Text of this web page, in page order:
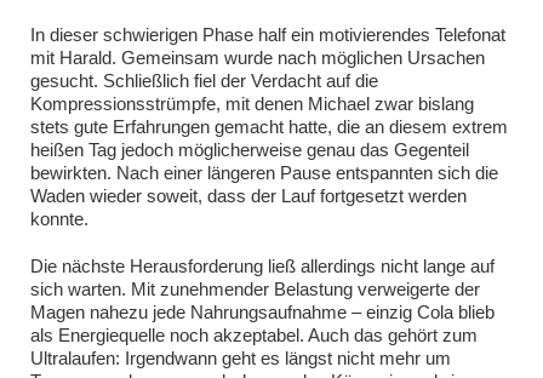
In dieser schwierigen Phase half ein motivierendes Telefonat
mit Harald. Gemeinsam wurde nach möglichen Ursachen
gesucht. Schließlich fiel der Verdacht auf die
Kompressionsstrümpfe, mit denen Michael zwar bislang
stets gute Erfahrungen gemacht hatte, die an diesem extrem
heißen Tag jedoch möglicherweise genau das Gegenteil
bewirkten. Nach einer längeren Pause entspannten sich die
Waden wieder soweit, dass der Lauf fortgesetzt werden
konnte.
Die nächste Herausforderung ließ allerdings nicht lange auf
sich warten. Mit zunehmender Belastung verweigerte der
Magen nahezu jede Nahrungsaufnahme – einzig Cola blieb
als Energiequelle noch akzeptabel. Auch das gehört zum
Ultralaufen: Irgendwann geht es längst nicht mehr um